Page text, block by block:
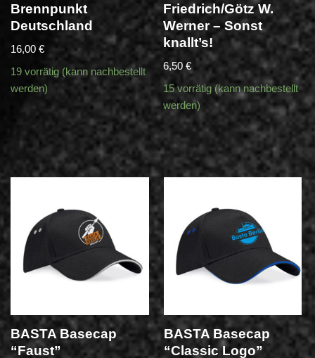
Brennpunkt
Deutschland
16,00 €
19 vorrätig (kann nachbestellt
werden)
Friedrich/Götz W.
Werner – Sonst
knallt’s!
6,50€
15 vorrätig (kann nachbestellt
werden)
BASTA Basecap
“Faust”
BASTA Basecap
“Classic Logo”